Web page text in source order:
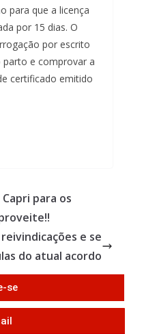
para que a licença
por 15 dias. O
por escrito
e comprovar a
certificado emitido
para os
e se
do atual acordo
se